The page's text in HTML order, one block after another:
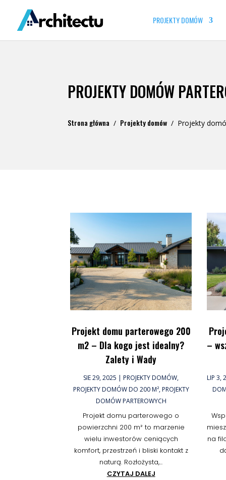
PROJEKTY DOMÓW
PROJEKTY DOMÓW
Strona główna / Projekty domów / Projekty
Projekt domu parterowego 200
m2 – Dla kogo jest idealny?
Zalety i Wady
SIE 29, 2025 |PROJEKTY DOMÓW,
PROJEKTY DOMÓW DO 200 M²,PROJEKTY
DOMÓW PARTEROWYCH
Projekt domu parterowego o
powierzchni 200 m² to marzenie
wielu inwestorów ceniących
komfort, przestrzeń i bliski kontakt z
naturą. Rozłożysta,...
CZYTAJ DALEJ
–
LIP 3,
na